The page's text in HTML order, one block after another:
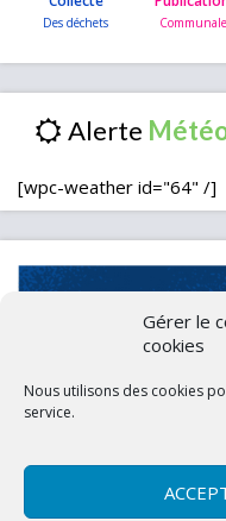
Gérer le
cookies
Nous utilisons des cookies
service.
Alerte
[wpc-weather id="64" /]